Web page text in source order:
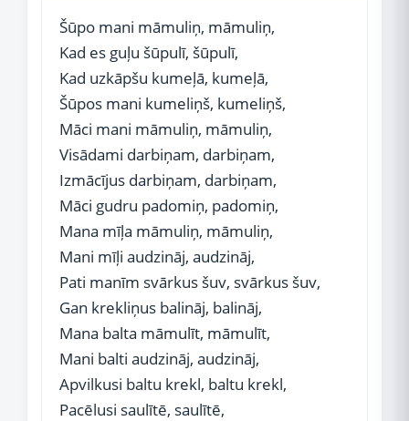
Šūpo mani māmuliņ, māmuliņ,
Kad es guļu šūpulī, šūpulī,
Kad uzkāpšu kumeļā, kumeļā,
Šūpos mani kumeliņš, kumeliņš,
Māci mani māmuliņ, māmuliņ,
Visādami darbiņam, darbiņam,
Izmācījus darbiņam, darbiņam,
Māci gudru padomiņ, padomiņ,
Mana mīļa māmuliņ, māmuliņ,
Mani mīļi audzināj, audzināj,
Pati manīm svārkus šuv, svārkus šuv,
Gan krekliņus balināj, balināj,
Mana balta māmulīt, māmulīt,
Mani balti audzināj, audzināj,
Apvilkusi baltu krekl, baltu krekl,
Pacēlusi saulītē, saulītē,